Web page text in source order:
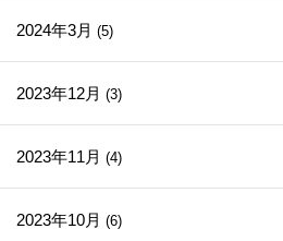
2024年3月 (5)
2023年12月 (3)
2023年11月 (4)
2023年10月 (6)